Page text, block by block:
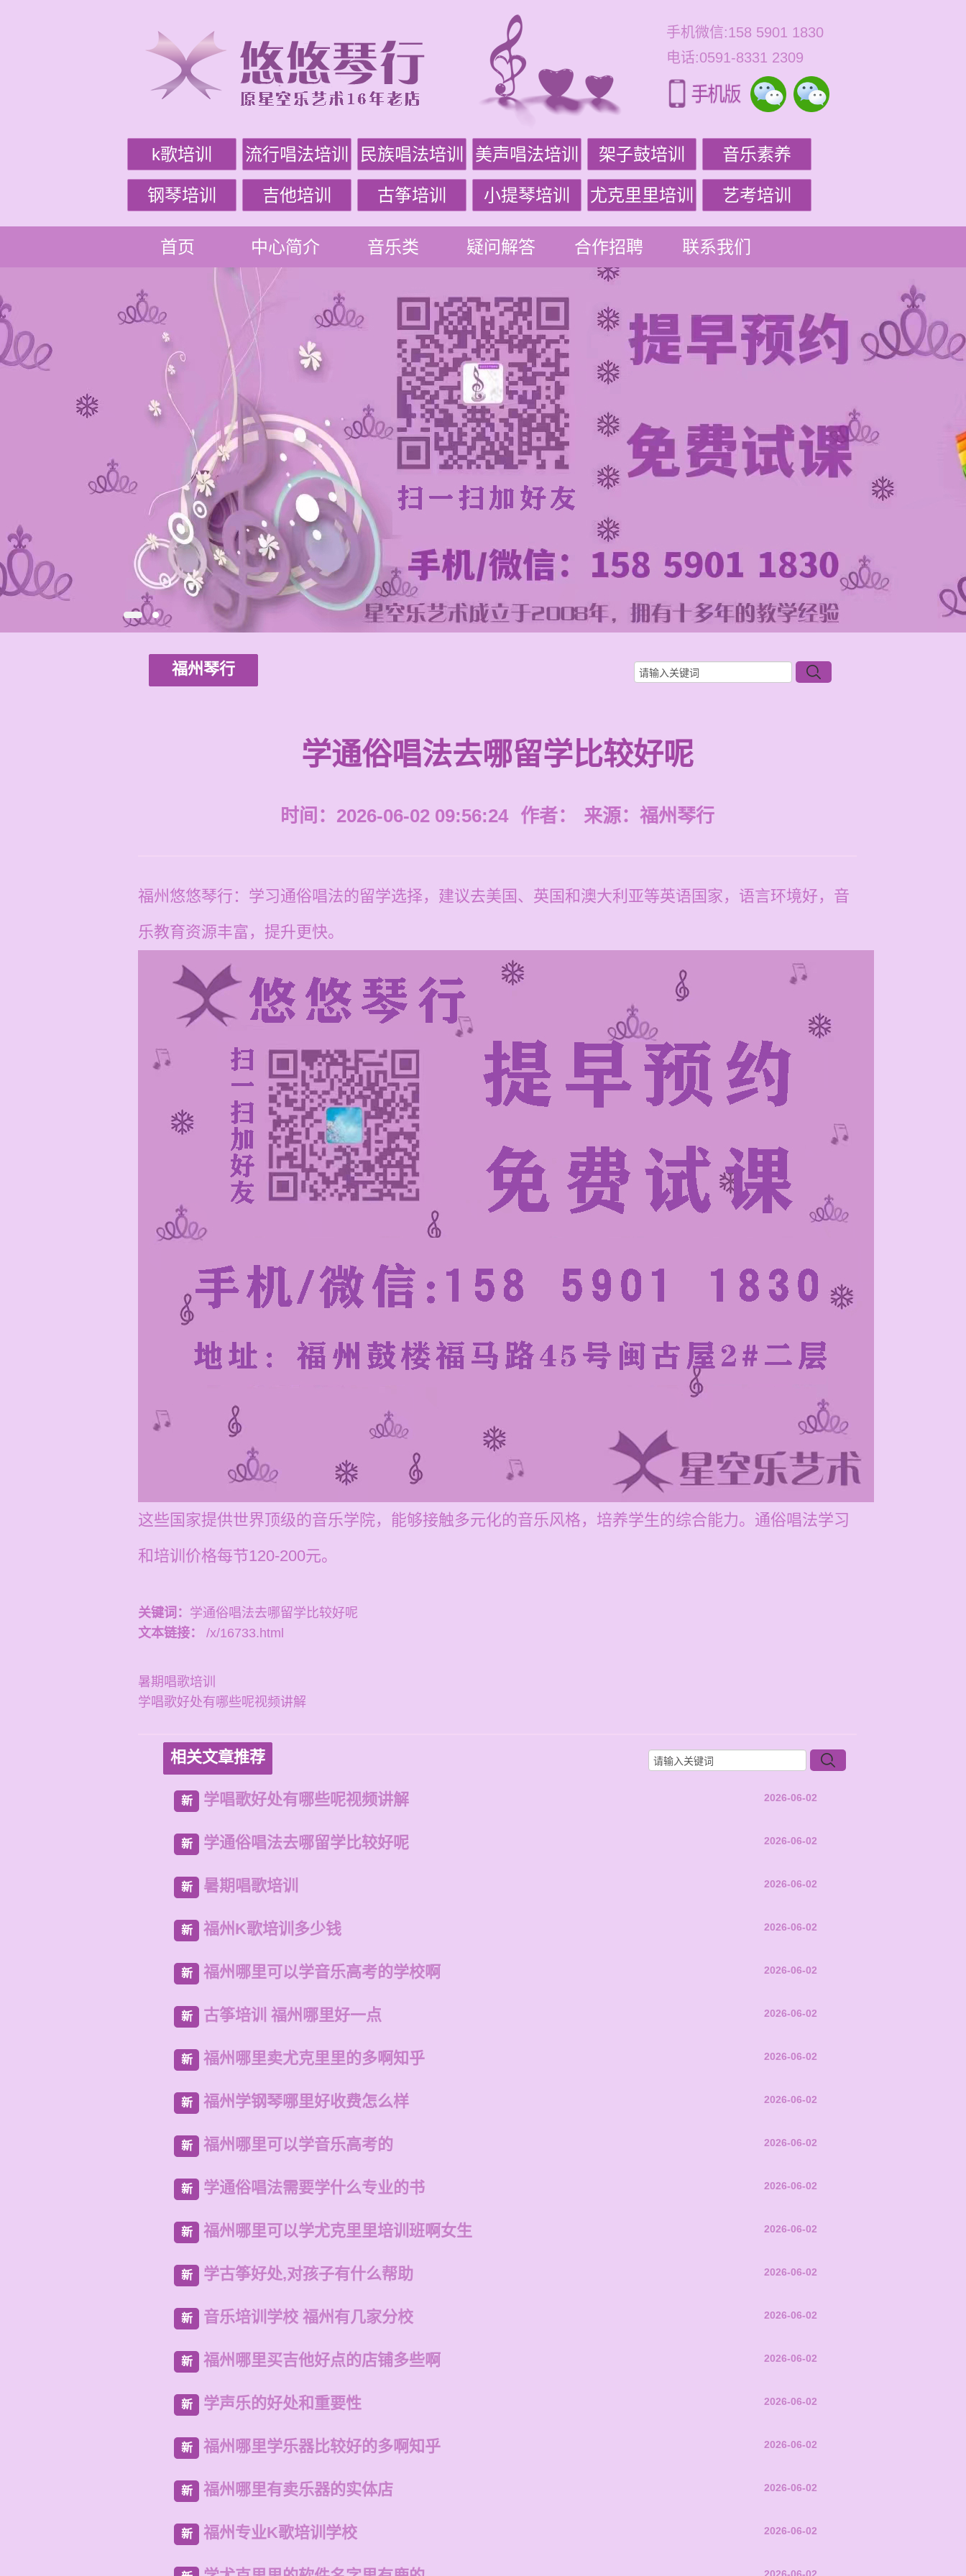
手机微信:158 5901 1830
电话:0591-8331 2309
k歌培训 流行唱法培训 民族唱法培训 美声唱法培训 架子鼓培训 音乐素养
钢琴培训 吉他培训 古筝培训 小提琴培训 尤克里里培训 艺考培训
首页 中心简介 音乐类 疑问解答 合作招聘 联系我们
福州琴行
学通俗唱法去哪留学比较好呢
时间：2026-06-02 09:56:24 作者： 来源： 福州琴行
福州悠悠琴行：学习通俗唱法的留学选择，建议去美国、英国和澳大利亚等英语国家，语言环境好，音
乐教育资源丰富，提升更快。
这些国家提供世界顶级的音乐学院，能够接触多元化的音乐风格，培养学生的综合能力。通俗唱法学习
和培训价格每节120-200元。
关键词： 学通俗唱法去哪留学比较好呢
文本链接：
/x/16733.html
暑期唱歌培训
学唱歌好处有哪些呢视频讲解
相关文章推荐
新 学唱歌好处有哪些呢视频讲解 2026-06-02
新 学通俗唱法去哪留学比较好呢 2026-06-02
新 暑期唱歌培训 2026-06-02
新 福州K歌培训多少钱 2026-06-02
新 福州哪里可以学音乐高考的学校啊 2026-06-02
新 古筝培训 福州哪里好一点 2026-06-02
新 福州哪里卖尤克里里的多啊知乎 2026-06-02
新 福州学钢琴哪里好收费怎么样 2026-06-02
新 福州哪里可以学音乐高考的 2026-06-02
新 学通俗唱法需要学什么专业的书 2026-06-02
新 福州哪里可以学尤克里里培训班啊女生 2026-06-02
新 学古筝好处,对孩子有什么帮助 2026-06-02
新 音乐培训学校 福州有几家分校 2026-06-02
新 福州哪里买吉他好点的店铺多些啊 2026-06-02
新 学声乐的好处和重要性 2026-06-02
新 福州哪里学乐器比较好的多啊知乎 2026-06-02
新 福州哪里有卖乐器的实体店 2026-06-02
新 福州专业K歌培训学校 2026-06-02